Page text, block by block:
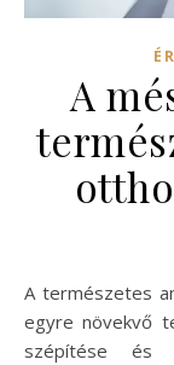
A
A természetes anyagok iránti kereslet az utóbbi években
egyre növekvő
szépítése és